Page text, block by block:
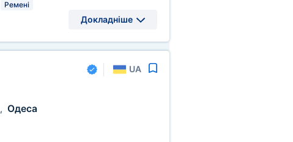
Ремені
Докладніше
UA
, Одеса